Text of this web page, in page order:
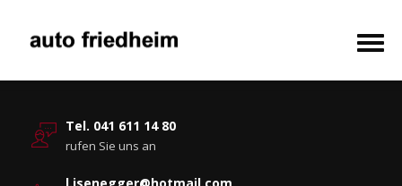
Tel. 041 611 14 80
rufen Sie uns an